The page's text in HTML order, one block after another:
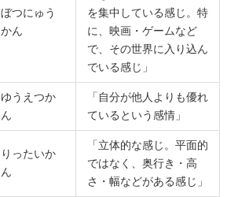
ぼつにゅう
かん
を集中している感じ。特
に、映画・ゲームなど
で、その世界に入り込ん
でいる感じ」
ゆうえつか
ん
「自分が他人よりも優れ
ているという感情」
りったいか
ん
「立体的な感じ。平面的
ではなく、奥行き・高
さ・幅などがある感じ」